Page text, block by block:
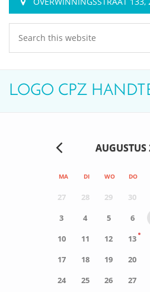
LOGO CPZ
AUGUSTUS
MA DI WO DO
27 28 29 30
3
4 5 6
10
11 12 13
17
18 19 20
24
25 26 27